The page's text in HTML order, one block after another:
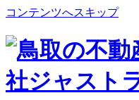
コンテンツへスキップ